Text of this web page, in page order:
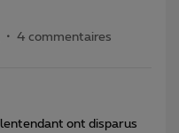
4 commentaires
ont disparus